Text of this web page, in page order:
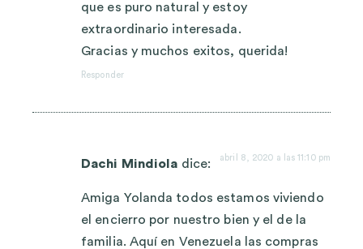
que es puro natural y estoy
extraordinario interesada.
Gracias y muchos exitos, querida!
Responder
Dachi Mindiola dice: abril 8, 2020 a las 11:10 pm
Amiga Yolanda todos estamos viviendo
el encierro por nuestro bien y el de la
familia. Aquí en Venezuela las compras